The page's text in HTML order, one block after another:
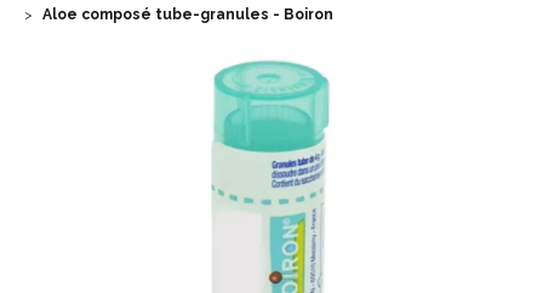
Aloe composé tube-granules - Boiron